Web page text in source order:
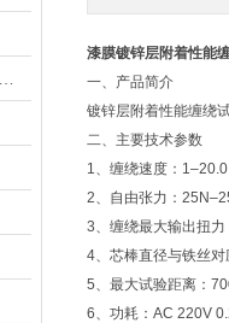
漆膜镀锌层附着性能
一、产品简介
镀锌层附着性能缠绕
二、主要技术参数
1、缠绕速度：
2、自由张力：
3、缠绕最大输出扭力
4、芯棒直径与铁丝
5、最大试验距离：
6、功耗：AC 220V